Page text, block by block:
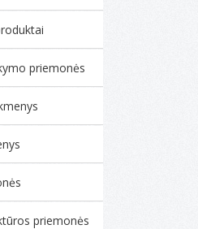
priemonės
priemonės